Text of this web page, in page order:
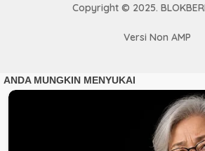
Copyright © 2025.
Versi Non AMP